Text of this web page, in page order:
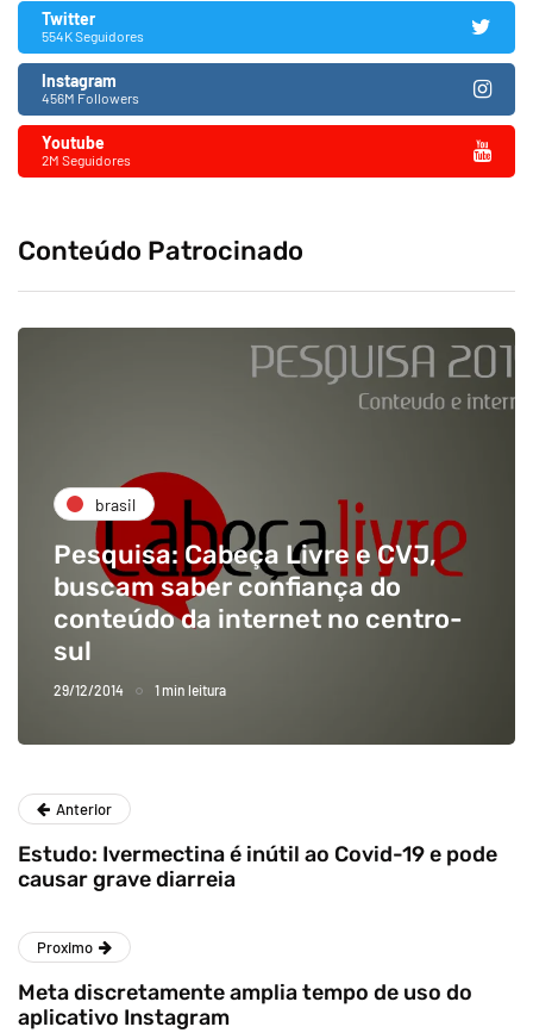
Twitter
554K Seguidores
Instagram
456M Followers
Youtube
2M Seguidores
Conteúdo Patrocinado
brasil
Pesquisa: Cabeça Livre e CVJ,
buscam saber confiança do
conteúdo da internet no centro-
sul
29/12/2014 1 min leitura
Anterior
Estudo: Ivermectina é inútil ao Covid-19 e pode
causar grave diarreia
Proximo
Meta discretamente amplia tempo de uso do
aplicativo Instagram